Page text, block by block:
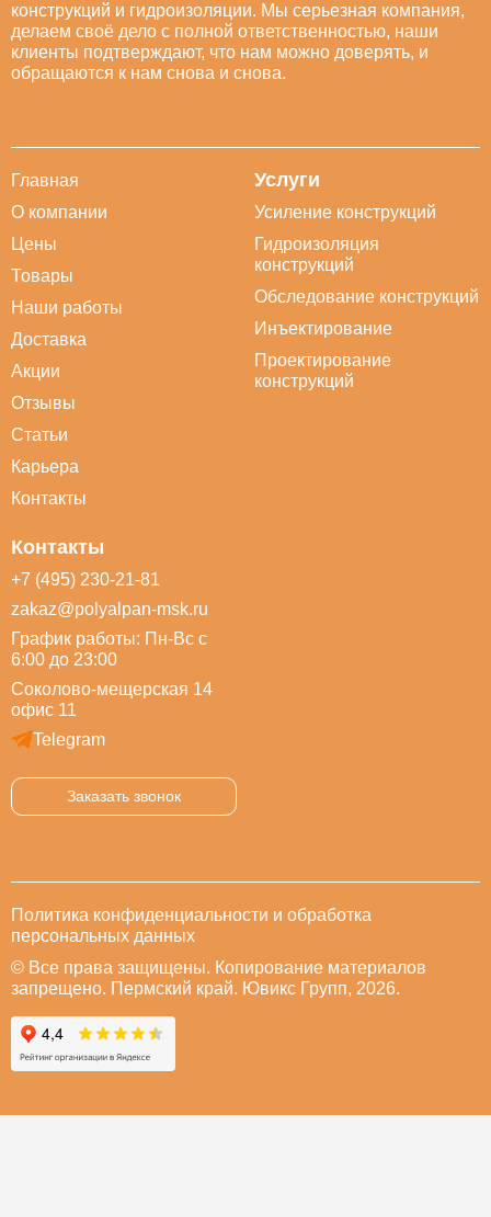
конструкций и гидроизоляции. Мы серьезная компания,
делаем своё дело с полной ответственностью, наши
клиенты подтверждают, что нам можно доверять, и
обращаются к нам снова и снова.
Главная
О компании
Цены
Товары
Наши работы
Доставка
Акции
Отзывы
Статьи
Карьера
Контакты
Услуги
Усиление конструкций
Гидроизоляция
конструкций
Обследование конструкций
Инъектирование
Проектирование
конструкций
Контакты
+7 (495) 230-21-81
zakaz@polyalpan-msk.ru
График работы: Пн-Вс с
6:00 до 23:00
Соколово-мещерская 14
офис 11
Telegram
Заказать звонок
Политика конфиденциальности и обработка
персональных данных
© Все права защищены. Копирование материалов
запрещено. Пермский край. Ювикс Групп, 2026.